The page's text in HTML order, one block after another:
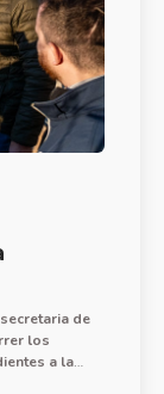
de
los
a la